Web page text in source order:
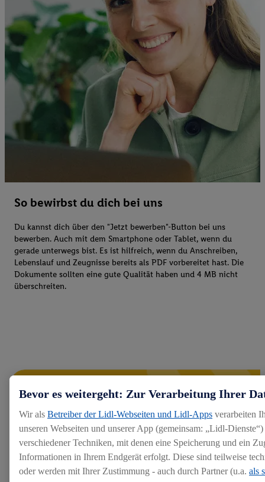
So bewirbst du dich bei uns
Du kannst dich über den "Jetzt bewerben"-Button bei uns
bewerben. Auch mit dem Smartphone oder Tablet, wenn du
gerade unterwegs bist. Es ist hilfreich, wenn du Anschreiben,
Lebenslauf und Zeugnisse bereits als PDF vorbereitet hast. Die
Dokumente sollten eine gute Qualität haben und 4 MB nicht
überschreiten.
Bevor es weitergeht: Zur Verarbeitung Ihrer
Wir als Betreiber der Lidl-Webseiten und Lidl-Apps verarbeiten
unseren Webseiten und unserer App (gemeinsam: „Lidl-
verschiedener Techniken, mit denen eine Speicherung und ein
Informationen in Ihrem Endgerät erfolgt. Diese sind teilweise
oder werden mit Ihrer Zustimmung - auch durch Partner (u.a. als